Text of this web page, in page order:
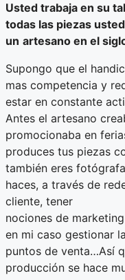
Usted trabaja en su
todas las piezas
un artesano en el
Supongo que el
mas competencia y
estar en constante
Antes el artesano
promocionaba en
produces tus piezas
también eres
haces, a través de
cliente, tener
nociones de
en mi caso gestionar
puntos de venta…Así
producción se hace